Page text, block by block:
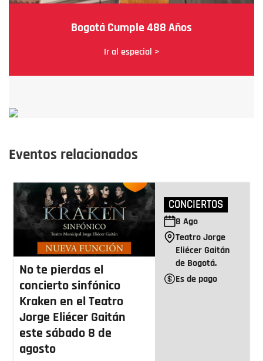
Bogotá Cumple 488 Años
Ir al especial >
Eventos relacionados
No te pierdas el
concierto sinfónico
Kraken en el Teatro
Jorge Eliécer Gaitán
este sábado 8 de
agosto
CONCIERTOS
8 Ago
Teatro Jorge
Eliécer Gaitán
de Bogotá.
Es de pago